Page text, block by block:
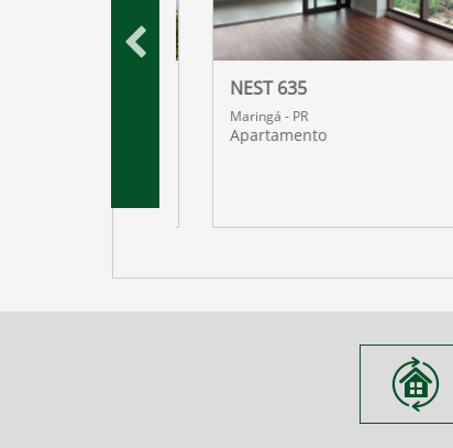
NEST 635
Maringá - PR
Apartamento